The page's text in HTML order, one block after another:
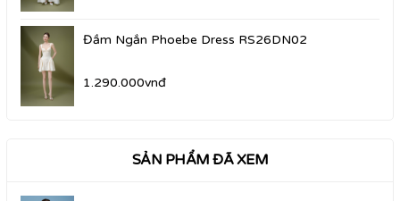
Đầm Ngắn Phoebe Dress RS26DN02
1.290.000vnđ
SẢN PHẨM ĐÃ XEM